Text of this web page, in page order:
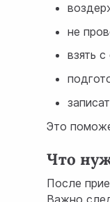
не
взять
Это
Что
После